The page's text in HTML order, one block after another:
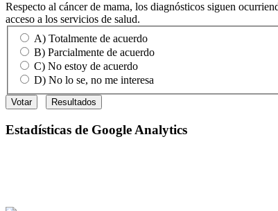
Respecto al cáncer de mama, los diagnósticos siguen
acceso a los servicios de salud.
A) Totalmente de acuerdo
B) Parcialmente de acuerdo
C) No estoy de acuerdo
D) No lo se, no me interesa
Estadísticas de Google Analytics